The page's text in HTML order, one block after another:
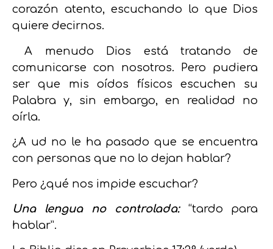
corazón atento, escuchando lo que Dios
quiere decirnos.
A menudo Dios está tratando de
comunicarse con nosotros. Pero pudiera
ser que mis oídos físicos escuchen su
Palabra y, sin embargo, en realidad no
oírla.
¿A ud no le ha pasado que se encuentra
con personas que no lo dejan hablar?
Pero ¿qué nos impide escuchar?
Una lengua no controlada: “tardo para
hablar”.